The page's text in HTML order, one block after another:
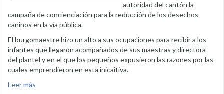
autoridad del cantón la
campaña de concienciación para la reducción de los desechos
caninos en la vía pública.
El burgomaestre hizo un alto a sus ocupaciones para recibir a los
infantes que llegaron acompañados de sus maestras y directora
del plantel y en el que los pequeños expusieron las razones por las
cuales emprendieron en esta inicaitiva.
Leer más